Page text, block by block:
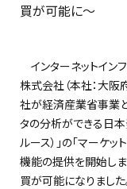
買が可能に〜
インターネットイン
株式会社（本社：大阪
社が経済産業省事業
タの分析ができる日本
ルース）」の「マーケ
機能の提供を開始しま
買が可能になりました